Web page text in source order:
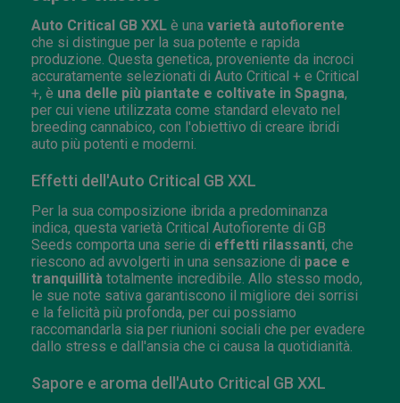
Auto Critical GB XXL è una varietà autofiorente
che si distingue per la sua potente e rapida
produzione. Questa genetica, proveniente da incroci
accuratamente selezionati di Auto Critical + e Critical
+, è una delle più piantate e coltivate in Spagna,
per cui viene utilizzata come standard elevato nel
breeding cannabico, con l'obiettivo di creare ibridi
auto più potenti e moderni.
Effetti dell'Auto Critical GB XXL
Per la sua composizione ibrida a predominanza
indica, questa varietà Critical Autofiorente di GB
Seeds comporta una serie di effetti rilassanti, che
riescono ad avvolgerti in una sensazione di pace e
tranquillità totalmente incredibile. Allo stesso modo,
le sue note sativa garantiscono il migliore dei sorrisi
e la felicità più profonda, per cui possiamo
raccomandarla sia per riunioni sociali che per evadere
dallo stress e dall'ansia che ci causa la quotidianità.
Sapore e aroma dell'Auto Critical GB XXL